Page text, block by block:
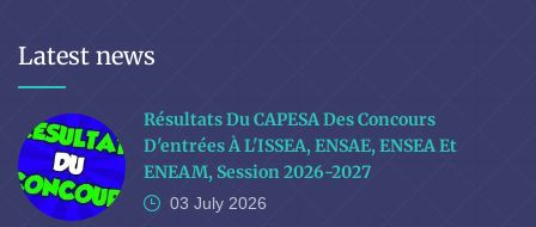
Latest news
Résultats Du CAPESA Des Concours
D'entrées À L'ISSEA, ENSAE, ENSEA Et
ENEAM, Session 2026-2027
03 July 2026